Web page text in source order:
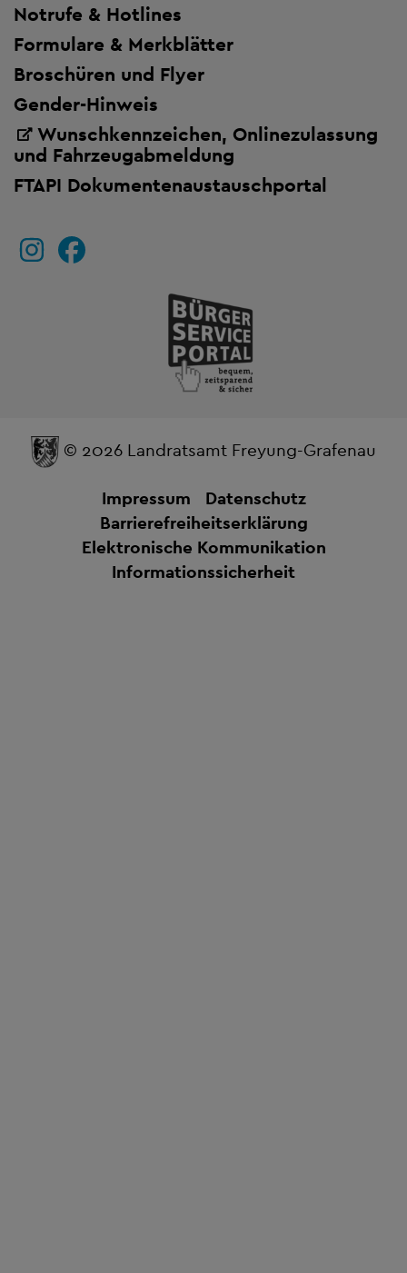
Notrufe & Hotlines
Formulare & Merkblätter
Broschüren und Flyer
Gender-Hinweis
Wunschkennzeichen, Onlinezulassung
und Fahrzeugabmeldung
FTAPI Dokumentenaustauschportal
© 2026 Landratsamt Freyung-Grafenau
Impressum
Datenschutz
Barrierefreiheitserklärung
Elektronische Kommunikation
Informationssicherheit